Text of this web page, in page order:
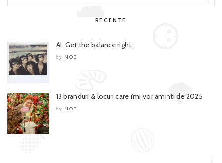
RECENTE
AI. Get the balance right.
by NOE
13 branduri & locuri care îmi vor aminti de 2025
by NOE